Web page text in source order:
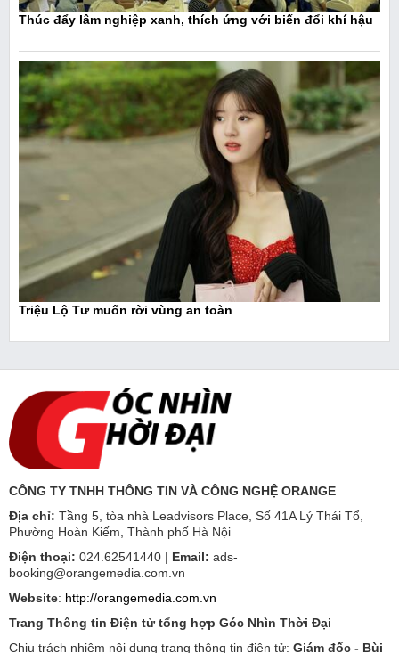
Thúc đẩy lâm nghiệp xanh, thích ứng với biến đổi khí hậu
Triệu Lộ Tư muốn rời vùng an toàn
CÔNG TY TNHH THÔNG TIN VÀ CÔNG NGHỆ ORANGE
Địa chỉ: Tầng 5, tòa nhà Leadvisors Place, Số 41A Lý Thái Tổ,
Phường Hoàn Kiếm, Thành phố Hà Nội
Điện thoại: 024.62541440 | Email: ads-
booking@orangemedia.com.vn
Website: http://orangemedia.com.vn
Trang Thông tin Điện tử tổng hợp Góc Nhìn Thời Đại
Chịu trách nhiệm nội dung trang thông tin điện tử: Giám đốc - Bùi